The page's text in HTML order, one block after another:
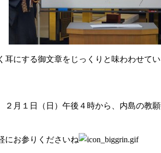
耳にする御文章をじっくりと味わわせて
２月１日（日）午後４時から、内島の教
にお参りくださいね